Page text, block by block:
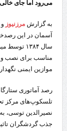
می‌رود اما جای
به گزارش مرزنیوز و
آسمان در این
سال ۱۳۸۴
مناسب برای نصب و
موازین ایمنی
رصد آماتوری
تلسکوپ‌های مرکز
نصیرالدین توسی،
جذب گردشگران